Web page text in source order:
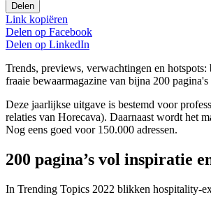
Delen
Link kopiëren
Delen op Facebook
Delen op LinkedIn
Trends, previews, verwachtingen en
fraaie bewaarmagazine van bijna 200
Deze jaarlijkse uitgave is bestemd voor
relaties van Horecava). Daarnaast wordt het
Nog eens goed voor 150.000 adressen.
200 pagina’s vol inspiratie
In Trending Topics 2022 blikken hospitality-